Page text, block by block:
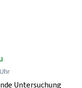
Untersuchung